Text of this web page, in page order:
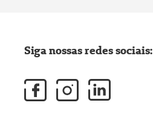
Siga nossas redes sociais: